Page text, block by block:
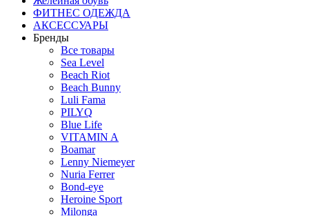
ФИТНЕС ОДЕЖДА
АКСЕССУАРЫ
Бренды
Все товары
Sea Level
Beach Riot
Beach Bunny
Luli Fama
PILYQ
Blue Life
VITAMIN A
Boamar
Lenny Niemeyer
Nuria Ferrer
Bond-eye
Heroine Sport
Milonga